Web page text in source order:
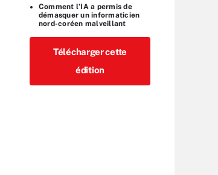
Comment l’IA a permis de
démasquer un informaticien
nord-coréen malveillant
Télécharger cette
édition